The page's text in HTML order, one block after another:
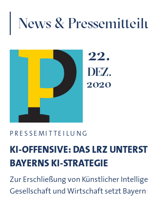
News &
22.
DEZ.
2020
PRESSEMITTEILUNG
KI-OFFENSIVE: DAS LRZ
BAYERNS KI-STRATEGIE
Zur Erschließung von Künstlicher
Gesellschaft und Wirtschaft setzt